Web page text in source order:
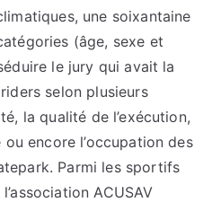
une soixantaine
(âge, sexe et
le jury qui avait la
selon plusieurs
la qualité de l’exécution,
encore l’occupation des
Parmi les sportifs
ACUSAV